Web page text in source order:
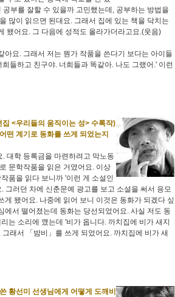
부를 잘할 수 있을까 고민했는데, 공부하는 방법을
많이 읽으면 된대요. 그래서 집에 있는 책을 닥치는
됐어요. 그 다음에 성적도 올라가더라고요.(웃음)
요. 그래서 저는 뭔가 작품을 쓴다기 보다는 아이들
들하고 친구야. 너희들과 똑같아. 나도 그랬어.' 이런
집 <우리들의 움직이는 성> 수록작)
떤 계기로 동화를 쓰게 되었는지
대학 등록금을 마련하려고 막노동
문학작품을 읽은 거였어요. 이상
품을 읽다 보니까 '이런 게 소설인
그러던 차에 신춘문예 광고를 보고 소설을 써서 응모
됐어요. 나중에 읽어 보니 이것은 동화가 되겠다 싶
서 떨어졌는데 동화는 당선되었어요. 사실 저도 동
는 소리에 깼는데 '비가 옵니다. 까치집에 비가 새지
래서 「밤비」를 쓰게 되었어요. 까치집에 비가 새
황선미 선생님에게 어떻게 도깨비